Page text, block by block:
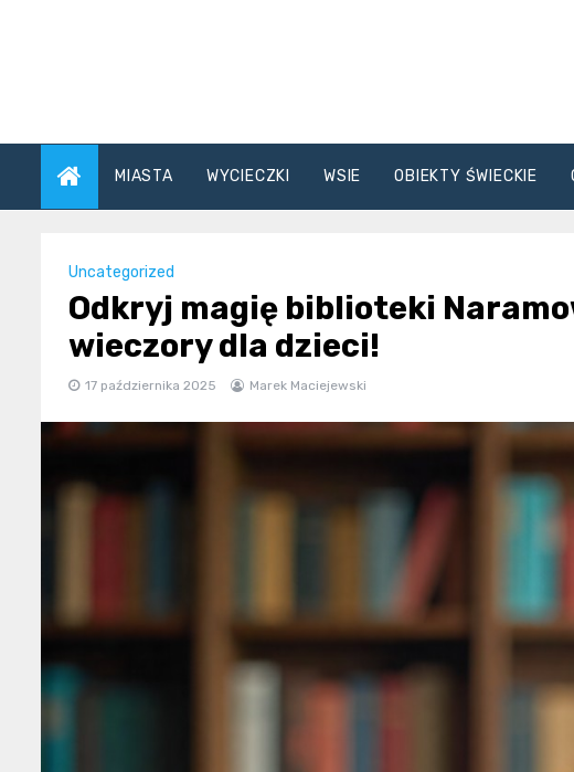
MIASTA WYCIECZKI WSIE OBIEKTY ŚWIECKIE
Uncategorized
Odkryj magię biblioteki
wieczory dla dzieci!
17 października 2025 Marek Maciejewski